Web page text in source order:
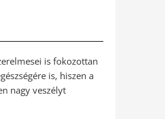
is fokozottan
is, hiszen a
nagy veszélyt